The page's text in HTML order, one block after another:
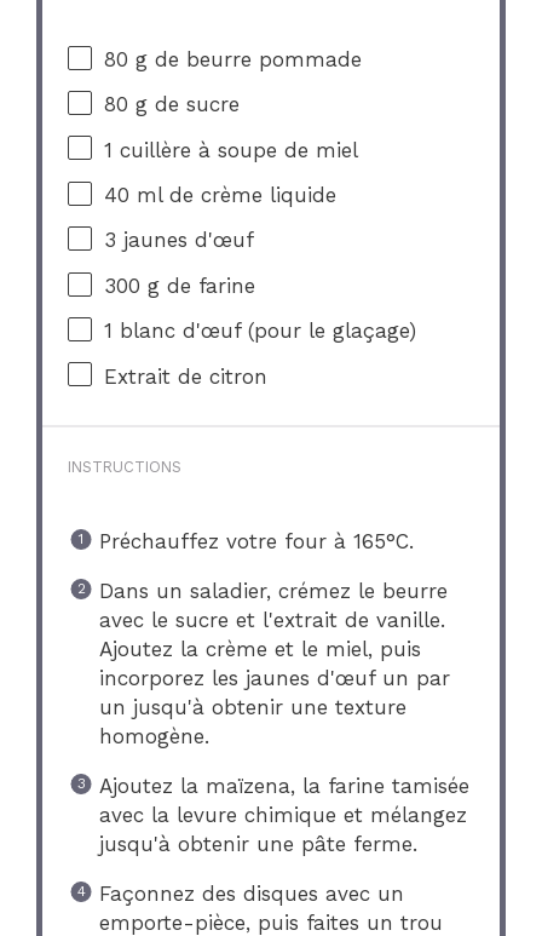
80 g de beurre pommade
80 g de sucre
1 cuillère à soupe de miel
40 ml de crème liquide
3 jaunes d'œuf
300 g de farine
1 blanc d'œuf (pour le glaçage)
Extrait de citron
INSTRUCTIONS
Préchauffez votre four à 165°C.
Dans un saladier, crémez le beurre
avec le sucre et l'extrait de vanille.
Ajoutez la crème et le miel, puis
incorporez les jaunes d'œuf un par
un jusqu'à obtenir une texture
homogène.
Ajoutez la maïzena, la farine tamisée
avec la levure chimique et mélangez
jusqu'à obtenir une pâte ferme.
Façonnez des disques avec un
emporte-pièce, puis faites un trou